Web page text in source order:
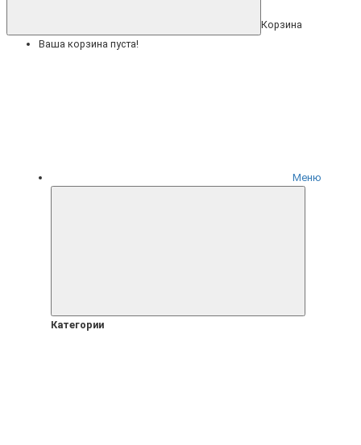
Корзина
Ваша корзина пуста!
Меню
Категории